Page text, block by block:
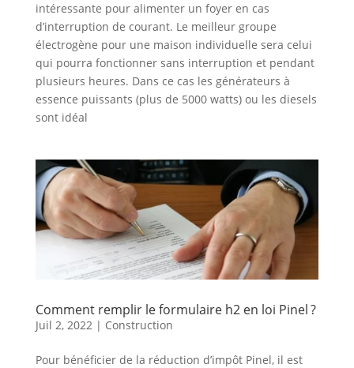
intéressante pour alimenter un foyer en cas
d’interruption de courant. Le meilleur groupe
électrogène pour une maison individuelle sera celui
qui pourra fonctionner sans interruption et pendant
plusieurs heures. Dans ce cas les générateurs à
essence puissants (plus de 5000 watts) ou les diesels
sont idéal
Comment remplir le formulaire h2 en loi Pinel ?
Juil 2, 2022 | Construction
Pour bénéficier de la réduction d’impôt Pinel, il est